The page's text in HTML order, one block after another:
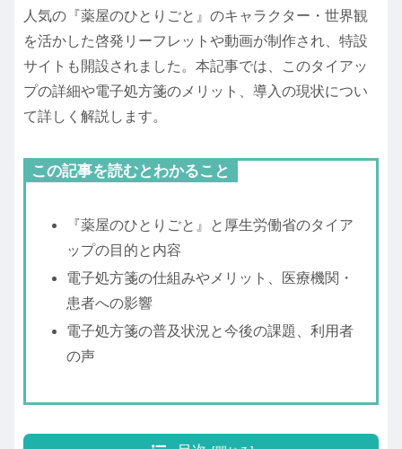
人気の『薬屋のひとりごと』のキャラクター・世界観
を活かした啓発リーフレットや動画が制作され、特設
サイトも開設されました。本記事では、このタイアッ
プの詳細や電子処方箋のメリット、導入の現状につい
て詳しく解説します。
この記事を読むとわかること
『薬屋のひとりごと』と厚生労働省のタイア
ップの目的と内容
電子処方箋の仕組みやメリット、医療機関・
患者への影響
電子処方箋の普及状況と今後の課題、利用者
の声